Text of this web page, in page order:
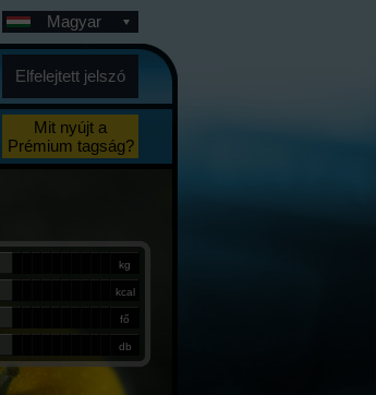
Magyar
Elfelejtett jelszó
Mit nyújt a
Prémium tagság?
kg
kcal
fő
db